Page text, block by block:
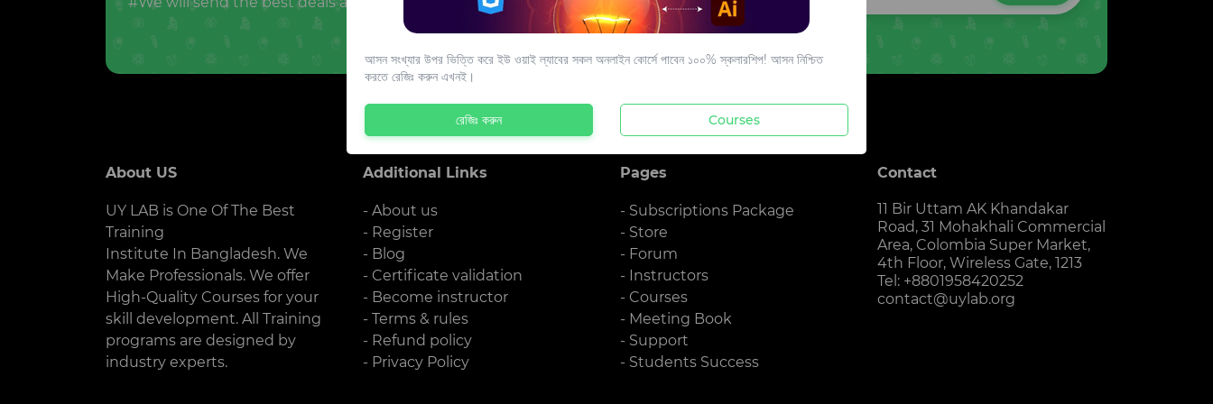
About US
UY LAB is One Of The Best
Training
Institute In Bangladesh. We
Make Professionals. We offer
High-Quality Courses for your
skill development. All Training
programs are designed by
industry experts.
Additional Links
- About us
- Register
- Blog
- Certificate validation
- Become instructor
- Terms & rules
- Refund policy
- Privacy Policy
Pages
- Subscriptions Package
- Store
- Forum
- Instructors
- Courses
- Meeting Book
- Support
- Students Success
Contact
11 Bir Uttam AK Khandakar
Road, 31 Mohakhali Commercial
Area, Colombia Super Market,
4th Floor, Wireless Gate, 1213
Tel: +8801958420252
contact@uylab.org
আসন সংখ্যার উপর ভিত্তি করে ইউ ওয়াই ল্যাবের সকল অনলাইন কোর্সে পাবেন ১০০% স্কলারশিপ! আসন নিশ্চিত
করতে রেজিঃ করুন এখনই।
রেজিঃ করুন Courses